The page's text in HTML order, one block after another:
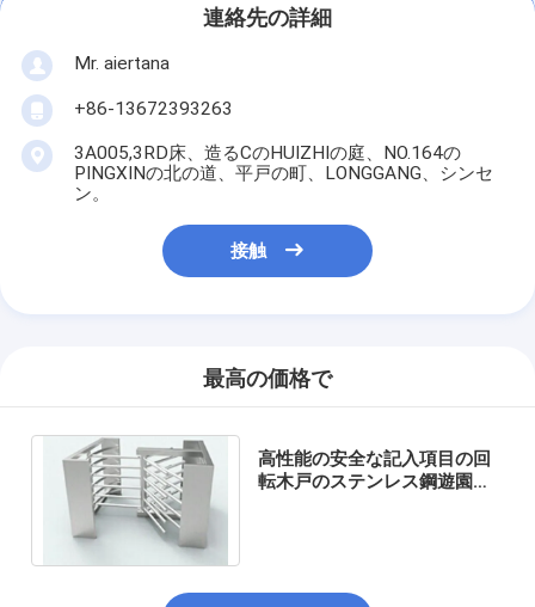
連絡先の詳細
Mr. aiertana
+86-13672393263
3A005,3RD床、造るCのHUIZHIの庭、NO.164の
PINGXINの北の道、平戸の町、LONGGANG、シンセ
ン。
接触
最高の価格で
高性能の安全な記入項目の回
転木戸のステンレス鋼遊園地